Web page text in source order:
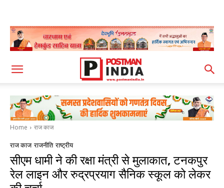
Home राज काज
राज काज राजनीति राष्ट्रीय
सीएम धामी ने की रक्षा मंत्री से मुलाकात, टनकपुर
रेल लाइन और रुद्रप्रयाग सैनिक स्कूल को लेकर